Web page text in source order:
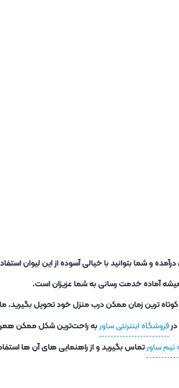
فروشگاه اینترنتی ساوربه راحت‌ترین شکل ممکن
تماس بگیرید و از راهنمایی های آن ها